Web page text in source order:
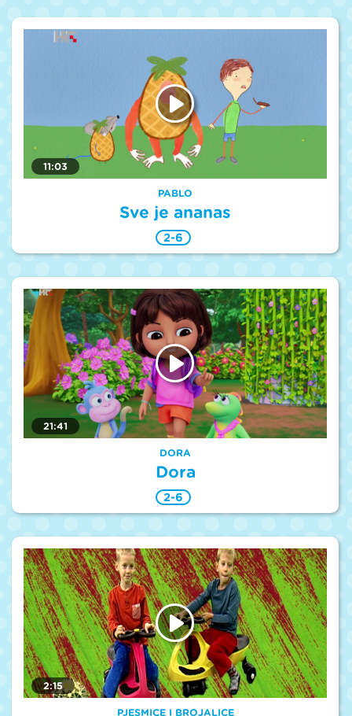
11:03
PABLO
Sve je ananas
2-6
21:41
DORA
Dora
2-6
2:15
PJESMICE I BROJALICE